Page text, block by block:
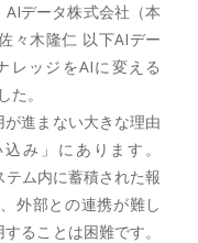
データ株式会社（本
々木隆仁 以下AIデー
レッジをAIに変える
。
進まない大きな理由
み」にあります。
ム内に蓄積された報
外部との連携が難し
ることは困難です。